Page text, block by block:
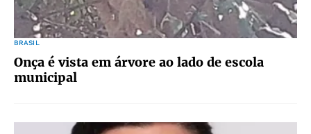
BRASIL
Onça é vista em árvore ao lado de escola
municipal